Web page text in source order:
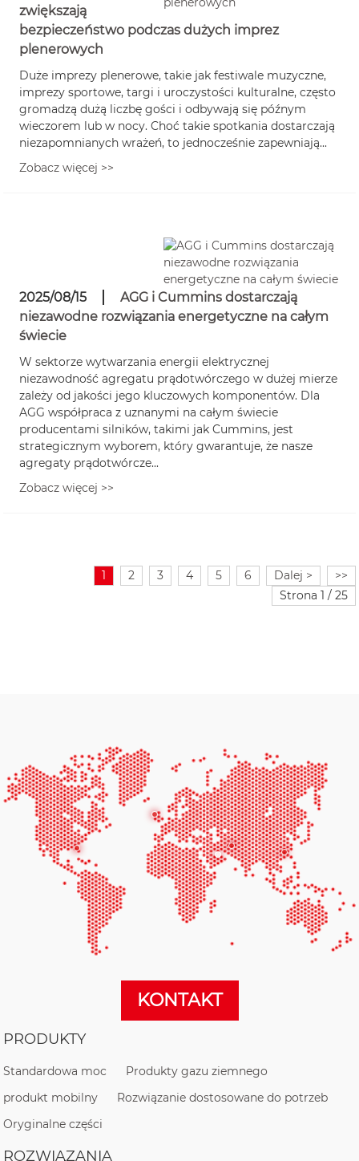
zwiększają
bezpieczeństwo podczas dużych imprez
plenerowych
Duże imprezy plenerowe, takie jak festiwale muzyczne,
imprezy sportowe, targi i uroczystości kulturalne, często
gromadzą dużą liczbę gości i odbywają się późnym
wieczorem lub w nocy. Choć takie spotkania dostarczają
niezapomnianych wrażeń, to jednocześnie zapewniają...
Zobacz więcej >>
2025/08/15
AGG i Cummins dostarczają
niezawodne rozwiązania energetyczne na całym
świecie
W sektorze wytwarzania energii elektrycznej
niezawodność agregatu prądotwórczego w dużej mierze
zależy od jakości jego kluczowych komponentów. Dla
AGG współpraca z uznanymi na całym świecie
producentami silników, takimi jak Cummins, jest
strategicznym wyborem, który gwarantuje, że nasze
agregaty prądotwórcze...
Zobacz więcej >>
1 2 3 4 5 6 Dalej >
>>
Strona 1 / 25
KONTAKT
PRODUKTY
Standardowa moc
Produkty gazu ziemnego
produkt mobilny
Rozwiązanie dostosowane do potrzeb
Oryginalne części
ROZWIĄZANIA